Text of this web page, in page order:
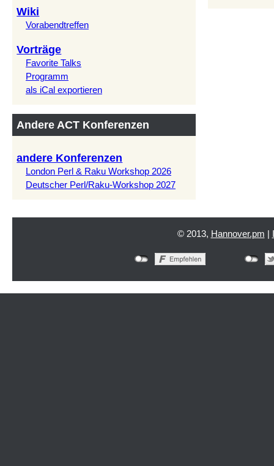
Wiki
Vorabendtreffen
Vorträge
Favorite Talks
Programm
als iCal exportieren
Andere ACT Konferenzen
andere Konferenzen
London Perl & Raku Workshop 2026
Deutscher Perl/Raku-Workshop 2027
© 2013, Hannover.pm